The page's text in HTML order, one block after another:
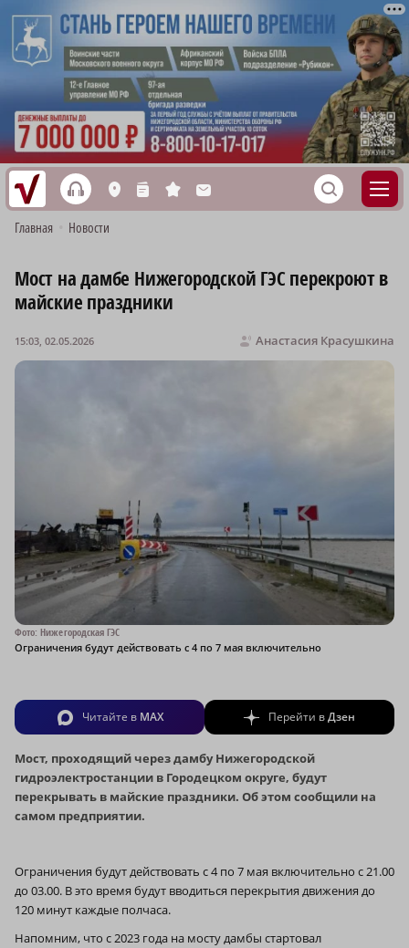
h L n s M S
Главная Новости
Мост на дамбе Нижегородской ГЭС перекроют в
майские праздники
Анастасия Красушкина
15:03, 02.05.2026
Фото: Нижегородская ГЭС
Ограничения будут действовать с 4 по 7 мая включительно
Читайте в MAX Перейти вДзен
Мост, проходящий через дамбу Нижегородской
гидроэлектростанции в Городецком округе, будут
перекрывать в майские праздники. Об этом сообщили на
самом предприятии.
Ограничения будут действовать с 4 по 7 мая включительно с 21.00
до 03.00. В это время будут вводиться перекрытия движения до
120 минут каждые полчаса.
Напомним, что с 2023 года на мосту дамбы стартовал